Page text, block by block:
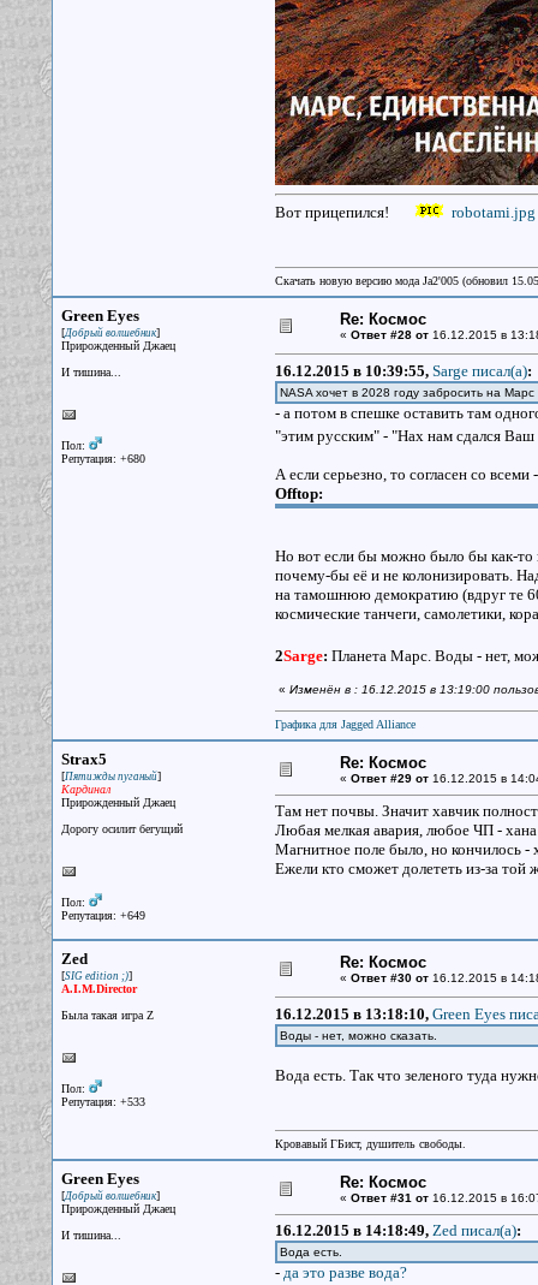
Вот прицепился! robotami.jpg
Скачать новую версию мода Ja2'005 (обновил
Green Eyes
[Добрый волшебник]
Прирожденный Джаец
И тишина...
Пол:
Репутация: +680
Re: Космос
« Ответ #28 от16.12.2015 в
16.12.2015 в 10:39:55, Sarge писал(a):
NASA хочет в 2028 году забросить на
- а потом в спешке оставить там
"этим русским" - "Нах нам сдался
А если серьезно, то согласен со
Offtop:
Но вот если бы можно было бы как-то
почему-бы её и не колонизировать.
на тамошнюю демократию (вдруг те
космические танчеги, самолетики,
2Sarge: Планета Марс. Воды - нет,
« Изменён в : 16.12.2015 в 13:19:00
Графика для Jagged Alliance
Strax5
[Пятижды пуганый]
Кардинал
Прирожденный Джаец
Дорогу осилит бегущий
Пол:
Репутация: +649
Re: Космос
« Ответ #29 от16.12.2015 в
Там нет почвы. Значит хавчик
Любая мелкая авария, любое ЧП - хана
Магнитное поле было, но кончилось -
Ежели кто сможет долететь из-за той
Zed
[SIG edition ;)]
A.I.M.Director
Была такая игра Z
Пол:
Репутация: +533
Re: Космос
« Ответ #30 от16.12.2015 в
16.12.2015 в 13:18:10, Green Eyes
Воды - нет, можно сказать.
Вода есть. Так что зеленого туда
Кровавый ГБист, душитель свободы.
Green Eyes
[Добрый волшебник]
Прирожденный Джаец
И тишина...
Re: Космос
« Ответ #31 от16.12.2015 в
16.12.2015 в 14:18:49, Zed писал(a):
Вода есть.
- да это разве вода?